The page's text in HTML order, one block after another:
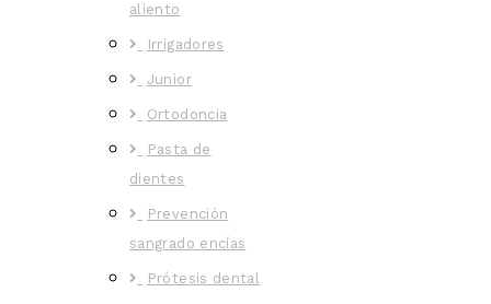
aliento
Irrigadores
Junior
Ortodoncia
Pasta de
dientes
Prevención
sangrado encías
Prótesis dental